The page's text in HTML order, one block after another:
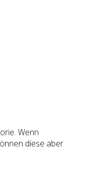
Wenn
diese aber